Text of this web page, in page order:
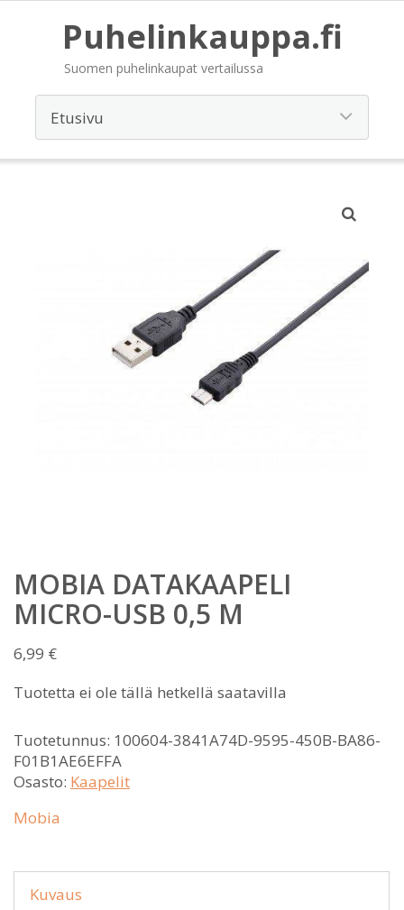
Puhelinkauppa.fi
Suomen puhelinkaupat vertailussa
MOBIA DATAKAAPELI
MICRO-USB 0,5 M
6,99 €
Tuotetta ei ole tällä hetkellä saatavilla
Tuotetunnus: 100604-3841A74D-9595-450B-BA86-
F01B1AE6EFFA
Osasto: Kaapelit
Mobia
Kuvaus